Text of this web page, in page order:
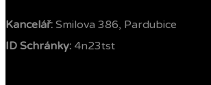
Kancelář: Smilova 386, Pardubice
ID Schránky: 4n23tst